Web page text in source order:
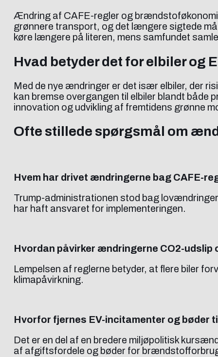
Ændring af CAFE-regler og
grønnere transport, og det længere sigtede
køre længere på literen, mens samfundet
Hvad betyder det for elbiler og
Med de nye ændringer er det især elbiler, der
kan bremse overgangen til elbiler blandt
innovation og udvikling af fremtidens grønne
Ofte stillede spørgsmål om
Hvem har drivet ændringerne bag CAFE-
Trump-administrationen stod bag
har haft ansvaret for implementeringen.
Hvordan påvirker ændringerne CO2-udslip
Lempelsen af reglerne betyder, at flere biler
klimapåvirkning.
Hvorfor fjernes EV-incitamenter og bøder
Det er en del af en bredere miljøpolitisk
af afgiftsfordele og bøder for